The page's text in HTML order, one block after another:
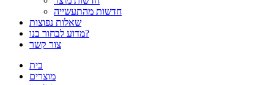
חדשות מהתעשייה
שאלות נפוצות
מדוע לבחור בנו?
צור קשר
בית
מוצרים